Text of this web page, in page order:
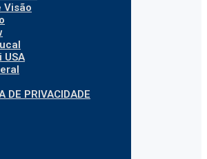
Visão
USA
DE PRIVACIDADE